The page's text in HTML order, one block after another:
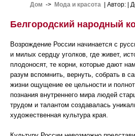
Дом -> Мода и красота| Автор: |
Белгородский народный
Возрождение России начинается с
и милых сердцу уголков, где живет,
плодоносят, те корни, которые дают
разум вспомнить, вернуть, собрать в
жизни ощущение ее цельности и
познания внутреннего мира людей
трудом и талантом создавалась
художественная культура края.